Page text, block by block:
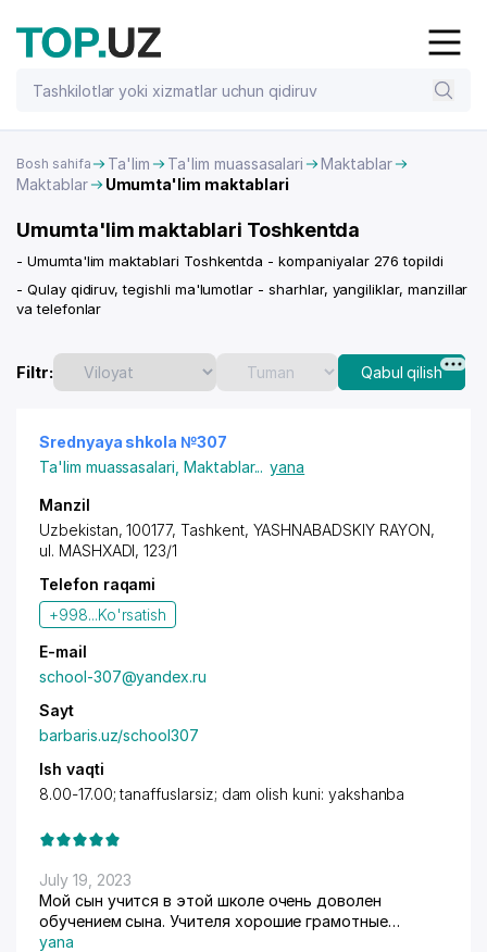
Bosh sahifa Ta'lim Ta'lim muassasalari
Maktablar
Maktablar
Umumta'lim maktablari
Umumta'lim maktablari Toshkentda
- Umumta'lim maktablari Toshkentda - kompaniyalar 276 topildi
- Qulay qidiruv, tegishli ma'lumotlar - sharhlar, yangiliklar, manzillar
va telefonlar
Filtr: Qabul qilish
Srednyaya shkola №307
Ta'lim muassasalari Maktablar... yana
Manzil
Uzbekistan, 100177, Tashkent, YASHNABADSKIY RAYON,
ul. MASHXADI, 123/1
Telefon raqami
+998...Ko'rsatish
E-mail
school-307@yandex.ru
Sayt
barbaris.uz/school307
Ish vaqti
8.00-17.00; tanaffuslarsiz; dam olish kuni: yakshanba
July 19, 2023
Мой сын учится в этой школе очень доволен
обучением сына. Учителя хорошие грамотные
усердно занимаются с детьми. В этом году хочу
yana